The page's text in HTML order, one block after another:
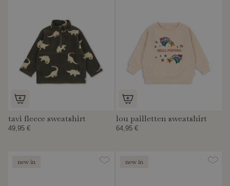
tavi fleece sweatshirt
49,95 €
lou pailletten sweatshirt
64,95 €
new in new in